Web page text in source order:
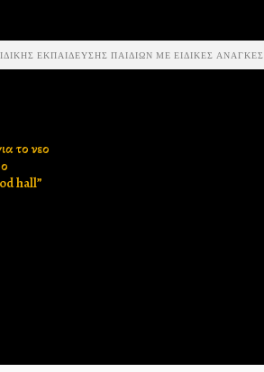
ΕΚΠΑΙΔΕΥΣΗΣ ΠΑΙΔΙΩΝ ΜΕ ΕΙΔΙΚΕΣ ΑΝΑΓΚΕΣ
το νεο
hall”